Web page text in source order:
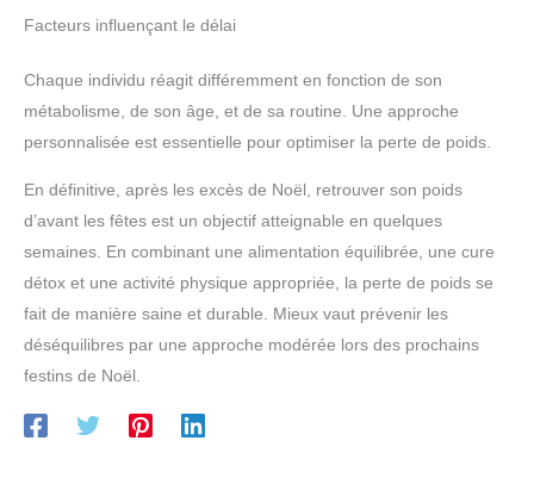
Facteurs influençant le délai
Chaque individu réagit différemment en fonction de son
métabolisme, de son âge, et de sa routine. Une approche
personnalisée est essentielle pour optimiser la perte de poids.
En définitive, après les excès de Noël, retrouver son poids
d’avant les fêtes est un objectif atteignable en quelques
semaines. En combinant une alimentation équilibrée, une cure
détox et une activité physique appropriée, la perte de poids se
fait de manière saine et durable. Mieux vaut prévenir les
déséquilibres par une approche modérée lors des prochains
festins de Noël.